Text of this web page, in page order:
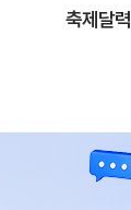
축제달력